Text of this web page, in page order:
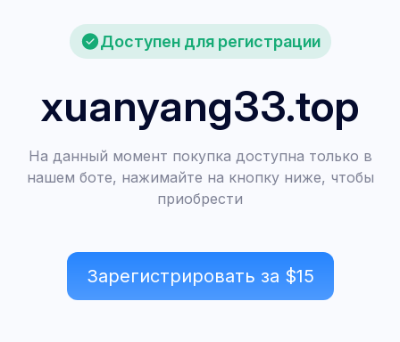
Доступен для регистрации
xuanyang33.top
На данный момент покупка доступна только в
нашем боте, нажимайте на кнопку ниже, чтобы
приобрести
Зарегистрировать за $15